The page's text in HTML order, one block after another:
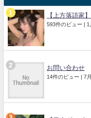
【上方落語家
593件のビュー | 1
お問い合わせ
14件のビュー | 7